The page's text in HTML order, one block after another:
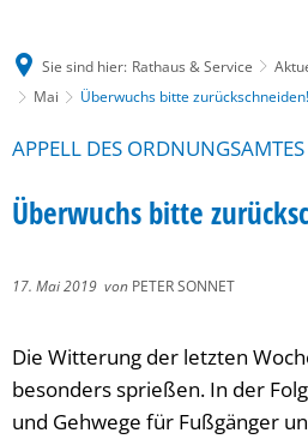
Sie sind hier: Rathaus & Service
Mai
Überwuchs bitte zurückschneiden!
APPELL DES
Überwuchs bitte
17. Mai 2019 von PETER SONNET
Die Witterung der letzten
besonders sprießen. In der
und Gehwege für Fußgänger